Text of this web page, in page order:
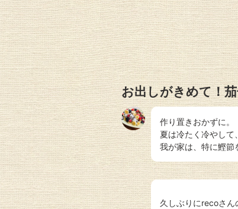
お出しがきめて！
作り置きおかずに。
夏は冷たく冷やし
我が家は、特に鰹節
久しぶりにrecoさ